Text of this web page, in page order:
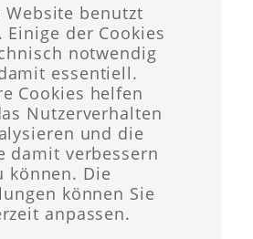
FEST
HERRN
Website benutzt
Einige der Cookies
notwendig
essentiell.
Cookies helfen
Nutzerverhalten
und die
damit verbessern
können. Die
können Sie
anpassen.